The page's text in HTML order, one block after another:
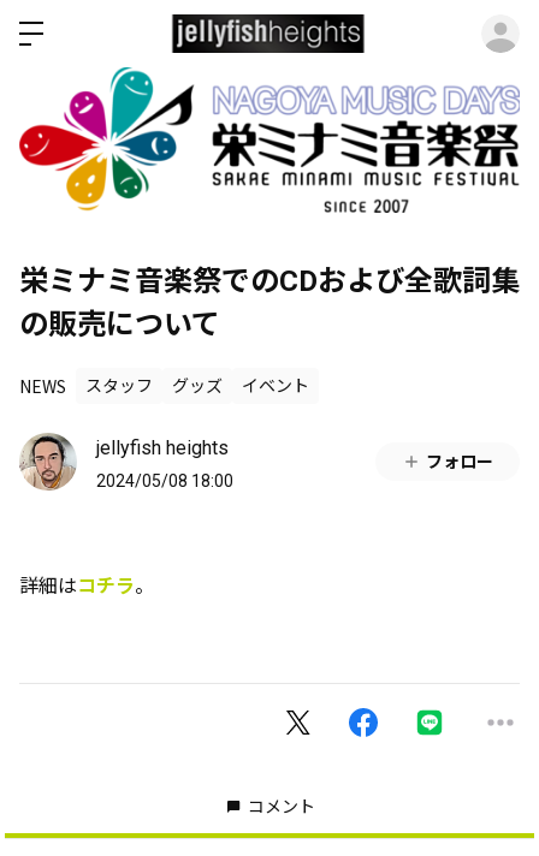
栄ミナミ音楽祭でのCDおよび全歌詞集
の販売について
NEWS スタッフ グッズ イベント
jellyfish heights
2024/05/08 18:00
フォロー
詳細はコチラ。
コメント